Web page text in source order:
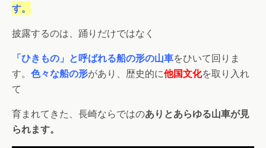
す。
披露するのは、踊りだけではなく
「ひきもの」と呼ばれる船の形の山車をひいて回りま
す。 色々な船の形があり、歴史的に他国文化を取り入れ
て
育まれてきた、長崎ならではのありとあらゆる山車が見
られます。